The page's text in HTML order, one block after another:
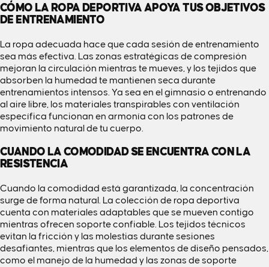
CÓMO LA ROPA DEPORTIVA APOYA TUS OBJETIVOS
DE ENTRENAMIENTO
La ropa adecuada hace que cada sesión de entrenamiento
sea más efectiva. Las zonas estratégicas de compresión
mejoran la circulación mientras te mueves, y los tejidos que
absorben la humedad te mantienen seca durante
entrenamientos intensos. Ya sea en el gimnasio o entrenando
al aire libre, los materiales transpirables con ventilación
específica funcionan en armonía con los patrones de
movimiento natural de tu cuerpo.
CUANDO LA COMODIDAD SE ENCUENTRA CON LA
RESISTENCIA
Cuando la comodidad está garantizada, la concentración
surge de forma natural. La colección de ropa deportiva
cuenta con materiales adaptables que se mueven contigo
mientras ofrecen soporte confiable. Los tejidos técnicos
evitan la fricción y las molestias durante sesiones
desafiantes, mientras que los elementos de diseño pensados,
como el manejo de la humedad y las zonas de soporte